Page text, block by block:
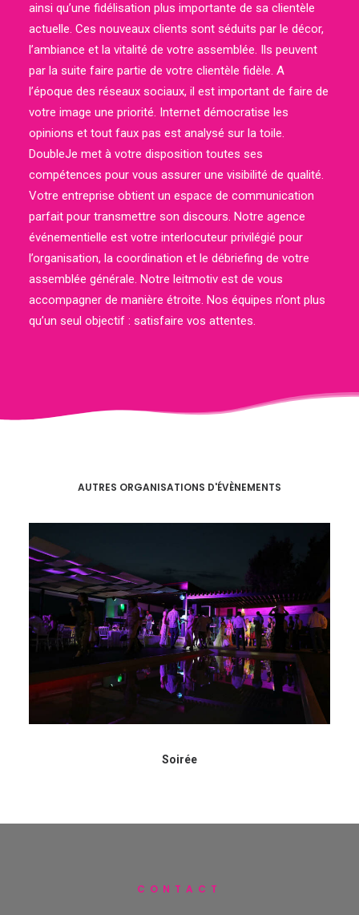
ainsi qu’une fidélisation plus importante de sa clientèle
actuelle. Ces nouveaux clients sont séduits par le décor,
l’ambiance et la vitalité de votre assemblée. Ils peuvent
par la suite faire partie de votre clientèle fidèle. A
l’époque des réseaux sociaux, il est important de faire de
votre image une priorité. Internet démocratise les
opinions et tout faux pas est analysé sur la toile.
DoubleJe met à votre disposition toutes ses
compétences pour vous assurer une visibilité de qualité.
Votre entreprise obtient un espace de communication
parfait pour transmettre son discours. Notre agence
événementielle est votre interlocuteur privilégié pour
l’organisation, la coordination et le débriefing de votre
assemblée générale. Notre leitmotiv est de vous
accompagner de manière étroite. Nos équipes n’ont plus
qu’un seul objectif : satisfaire vos attentes.
AUTRES ORGANISATIONS D'ÉVÈNEMENTS
Soirée
CONTACT